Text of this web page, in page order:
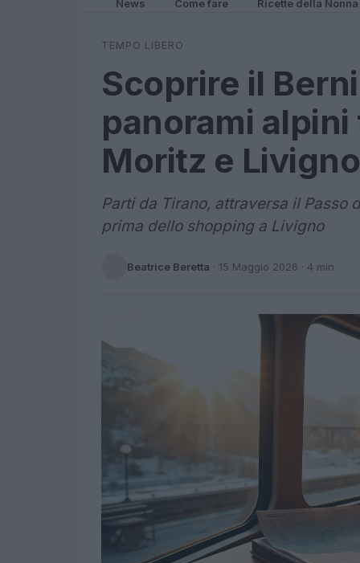
News Come fare Ricette della Nonna
TEMPO LIBERO
Scoprire il
panorami alpini
Moritz e Livigno
Parti da Tirano, attraversa il Passo
prima dello shopping a Livigno
Beatrice Beretta · 15 Maggio 2026 · 4 min